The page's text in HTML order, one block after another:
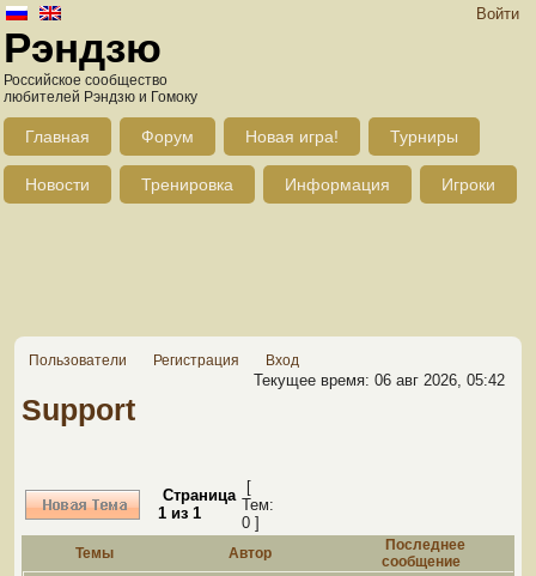
Войти
Рэндзю
Российское сообщество
любителей Рэндзю и Гомоку
Главная Форум Новая игра! Турниры
Новости Тренировка Информация Игроки
Пользователи Регистрация Вход
Текущее время: 06 авг 2026, 05:42
Support
Страница
1 из 1
[
Тем:
0 ]
Темы Автор
Последнее
сообщение